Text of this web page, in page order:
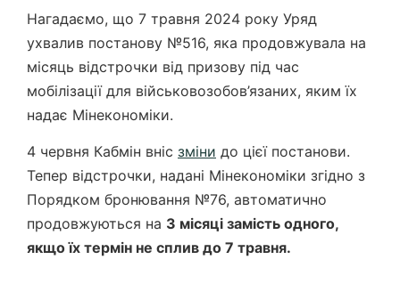
Нагадаємо, що 7 травня 2024 року Уряд
ухвалив постанову №516, яка продовжувала на
місяць відстрочки від призову під час
мобілізації для військовозобов’язаних, яким їх
надає Мінекономіки.
4 червня Кабмін вніс зміни до цієї постанови.
Тепер відстрочки, надані Мінекономіки згідно з
Порядком бронювання №76, автоматично
продовжуються на 3 місяці замість одного,
якщо їх термін не сплив до 7 травня.